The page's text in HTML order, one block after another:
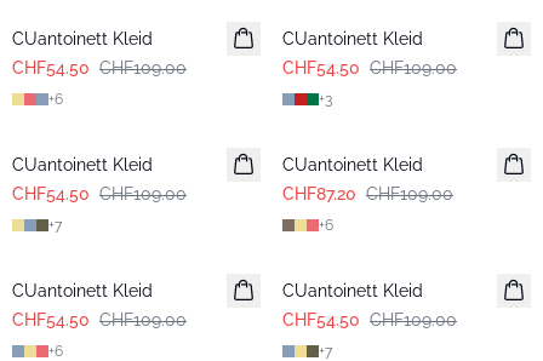
CUantoinett Kleid
CHF54.50 CHF109.00
+6
CUantoinett Kleid
CHF54.50 CHF109.00
+3
CUantoinett Kleid
CHF54.50 CHF109.00
+7
CUantoinett Kleid
CHF87.20 CHF109.00
+6
CUantoinett Kleid
CHF54.50 CHF109.00
+6
CUantoinett Kleid
CHF54.50 CHF109.00
+7